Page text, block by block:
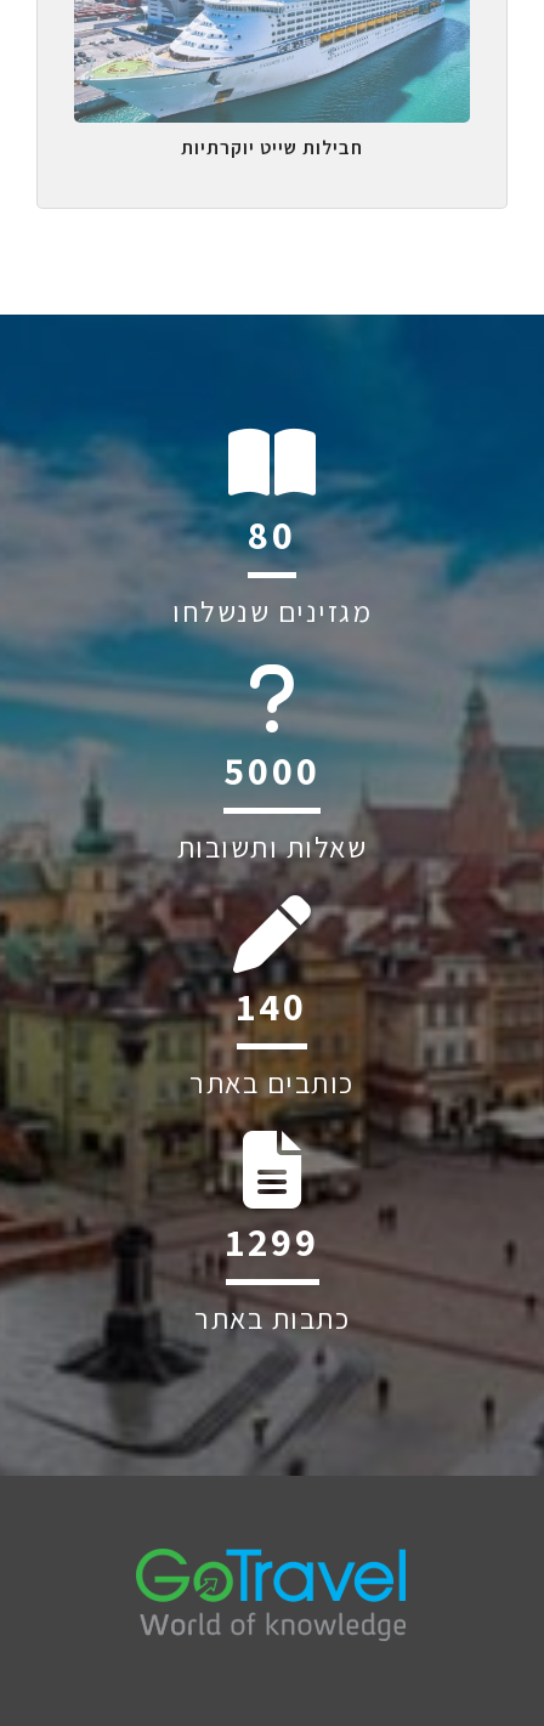
חבילות שייט יוקרתיות
111
מגזינים שנשלחו
6045
שאלות ותשובות
194
כותבים באתר
1809
כתבות באתר